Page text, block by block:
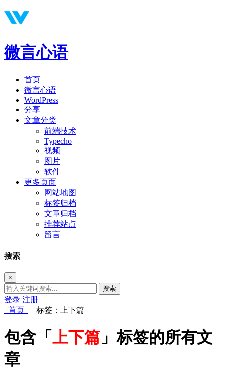
微言心语
首页
微言心语
WordPress
分享
文章分类
前端技术
Typecho
视频
图片
软件
更多页面
网站地图
标签归档
文章归档
推荐站点
留言
搜索
×
搜索
登录 注册
首页
标签：上下篇
包含「 上下篇 」标签的所有文
章